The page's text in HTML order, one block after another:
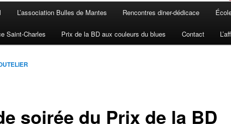
L’association Bulles de Mantes Rencontres diner-dédicace
Saint-Charles Prix de la BD aux couleurs du blues Contact
soirée du Prix de la BD